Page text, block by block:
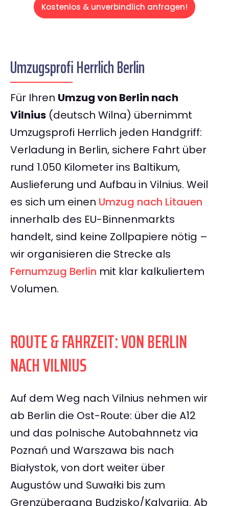
Kostenlos & unverbindlich anfragen!
Umzugsprofi Herrlich Berlin
Für Ihren Umzug von Berlin nach
Vilnius (deutsch Wilna) übernimmt
Umzugsprofi Herrlich jeden Handgriff:
Verladung in Berlin, sichere Fahrt über
rund 1.050 Kilometer ins Baltikum,
Auslieferung und Aufbau in Vilnius. Weil
es sich um einen Umzug nach Litauen
innerhalb des EU-Binnenmarkts
handelt, sind keine Zollpapiere nötig –
wir organisieren die Strecke als
Fernumzug Berlin mit klar kalkuliertem
Volumen.
ROUTE & FAHRZEIT: VON BERLIN
NACH VILNIUS
Auf dem Weg nach Vilnius nehmen wir
ab Berlin die Ost-Route: über die A12
und das polnische Autobahnnetz via
Poznań und Warszawa bis nach
Białystok, von dort weiter über
Augustów und Suwałki bis zum
Grenzübergang Budzisko/Kalvarija. Ab